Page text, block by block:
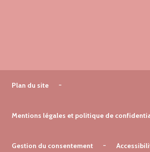
Plan du site
Mentions légales et politique de
Gestion du consentement